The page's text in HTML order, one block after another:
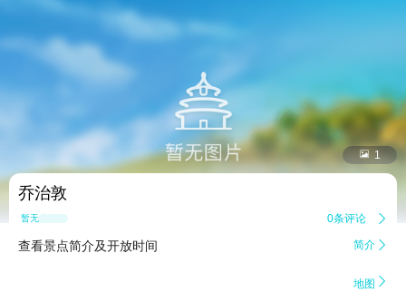
 1
乔治敦
暂无点评 0条评论 
查看景点简介及开放时间 简介 
地图 